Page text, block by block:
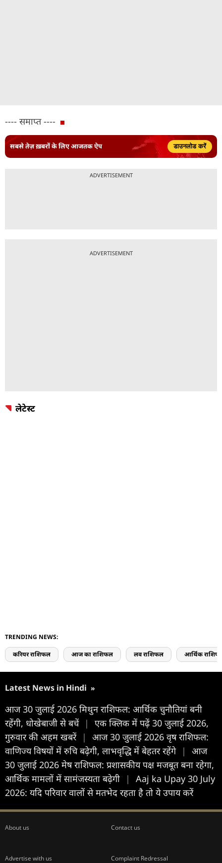
---- समाप्त ----
सबसे तेज़ ख़बरों के लिए आजतक ऐप डाउनलोड करें
ADVERTISEMENT
ADVERTISEMENT
लेटेस्ट
TRENDING NEWS:
करियर राशिफल आज का राशिफल लव राशिफल आर्थिक
Latest News in Hindi »
आज 30 जुलाई 2026 मिथुन राशिफल: आर्थिक चुनौतियां बनी
रहेंगी, धोखेबाजी से बचें |
एक क्लिक में पढ़ें 30 जुलाई 2026,
गुरुवार की अहम खबरें |
आज 30 जुलाई 2026 वृष राशिफल:
वाणिज्य विषयों में रुचि बढ़ेगी, लाभवृद्धि में बेहतर रहेंगे |
आज
30 जुलाई 2026 मेष राशिफल: प्रशासकीय पक्ष मजबूत बना रहेगा,
आर्थिक मामलों में सामंजस्यता बढ़ेगी
|
Aaj ka Upay 30 July
2026: यदि परिवार वालों से मतभेद रहता है तो ये उपाय करें
About us Contact us
Advertise with us Complaint Redressal